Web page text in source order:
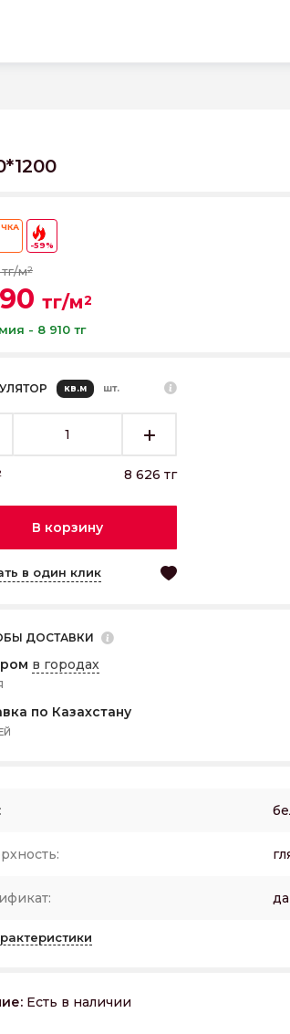
-59%
м2
тг/м2
- 8 910 тг
кв.м шт.
8 626 тг
В корзину
в один клик
ДОСТАВКИ
в городах
по Казахстану
да
Есть в наличии